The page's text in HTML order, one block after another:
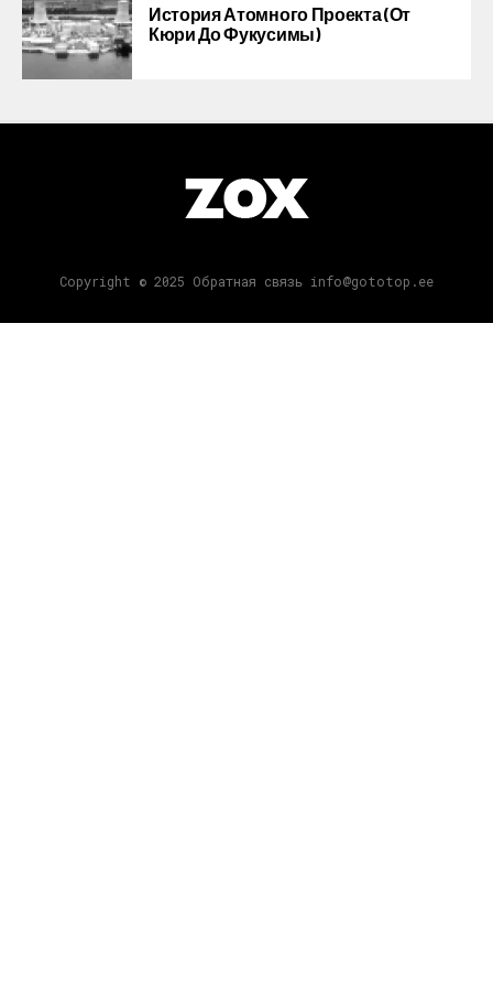
История Атомного Проекта (от
Кюри До Фукусимы)
Copyright © 2025 Обратная связь info@gototop.ee